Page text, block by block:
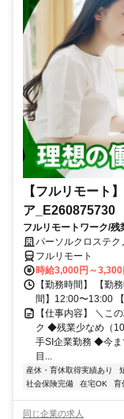
【フルリモート
ア_E260875730
フルリモートワーク/
仕事/大手SI企業勤務/
を目指せます
パーソルクロステク
フルリモート
時給3,000円～3,300
【勤務時間】 【勤
間】12:00〜13:00
【仕事内容】 ＼こ
ク ◆残業少なめ（
手SI企業勤務 ◆今ま
目...
産休・育休取得実績あり
社会保険完備
在宅OK 育
同じ企業の求人